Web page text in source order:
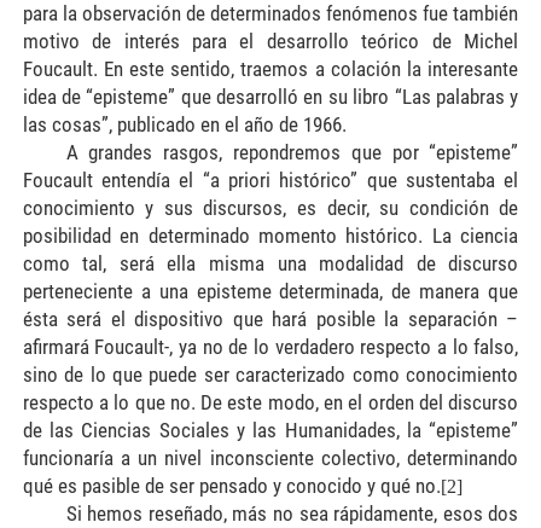
para la observación de determinados fenómenos fue también
motivo de interés para el desarrollo teórico de Michel
Foucault. En este sentido, traemos a colación la interesante
idea de “episteme” que desarrolló en su libro “Las palabras y
las cosas”, publicado en el año de 1966.
A grandes rasgos, repondremos que por “episteme”
Foucault entendía el “a priori histórico” que sustentaba el
conocimiento y sus discursos, es decir, su condición de
posibilidad en determinado momento histórico. La ciencia
como tal, será ella misma una modalidad de discurso
perteneciente a una episteme determinada, de manera que
ésta será el dispositivo que hará posible la separación –
afirmará Foucault-, ya no de lo verdadero respecto a lo falso,
sino de lo que puede ser caracterizado como conocimiento
respecto a lo que no. De este modo, en el orden del discurso
de las Ciencias Sociales y las Humanidades, la “episteme”
funcionaría a un nivel inconsciente colectivo, determinando
qué es pasible de ser pensado y conocido y qué no.[2]
Si hemos reseñado, más no sea rápidamente, esos dos